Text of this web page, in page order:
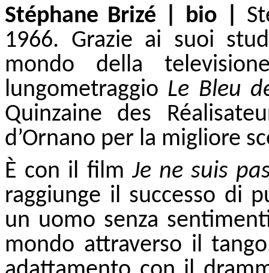
Stéphane Brizé | bio |
1966. Grazie ai suoi
mondo della
lungometraggio Le Bleu
Quinzaine des
d’Ornano per la migliore
È con il filmJe ne suis
raggiunge il successo di
un uomo senza
mondo attraverso il